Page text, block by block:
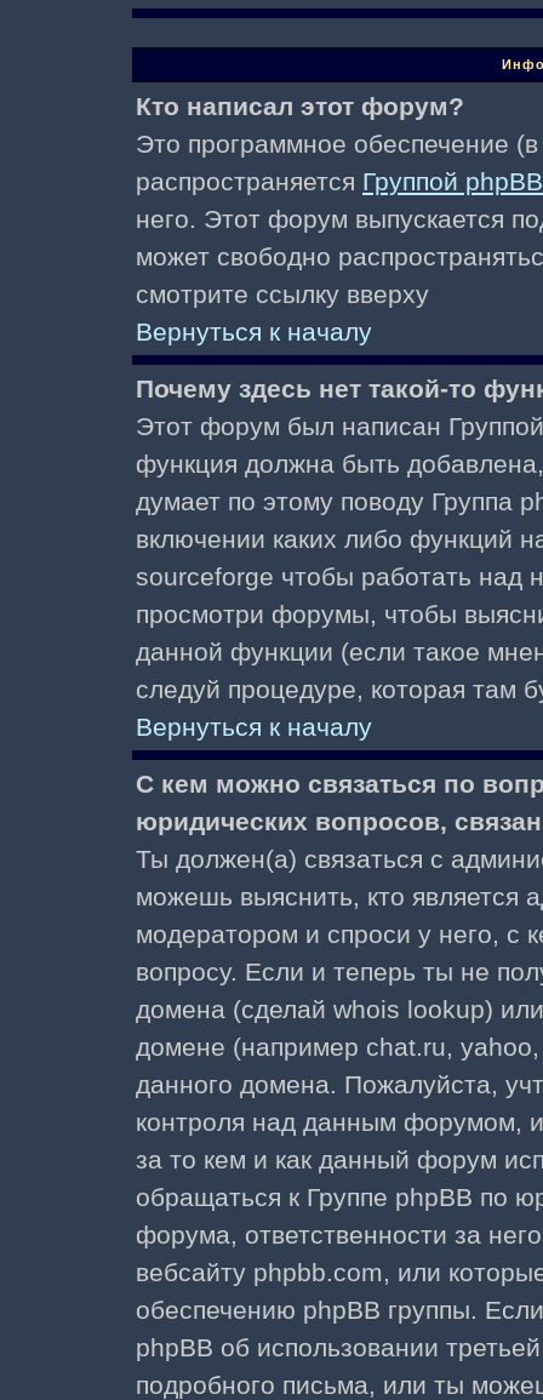
Кто написал этот форум?
Это программное обеспечение
распространяется Группой phpBB
него. Этот форум выпускается
может свободно
смотрите ссылку вверху
Вернуться к началу
Почему здесь нет такой-то
Этот форум был написан
функция должна быть
думает по этому поводу Группа
включении каких либо функций
sourceforge чтобы работать над
просмотри форумы, чтобы
данной функции (если такое
следуй процедуре, которая там
Вернуться к началу
С кем можно связаться по
юридических вопросов,
Ты должен(а) связаться с
можешь выяснить, кто является
модератором и спроси у него, с
вопросу. Если и теперь ты не
домена (сделай whois lookup)
домене (например chat.ru,
данного домена. Пожалуйста,
контроля над данным форумом,
за то кем и как данный форум
обращаться к Группе phpBB по
форума, ответственности за
вебсайту phpbb.com, или
обеспечению phpBB группы.
phpBB об использовании
подробного письма, или ты